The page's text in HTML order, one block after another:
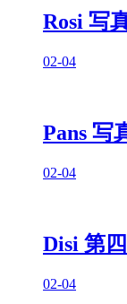
Rosi 写
02-04
Pans 写
02-04
Disi 第
02-04